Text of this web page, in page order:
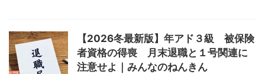
【2026冬最新版】年アド３級 被保険
者資格の得喪 月末退職と１号関連に
注意せよ｜みんなのねんきん